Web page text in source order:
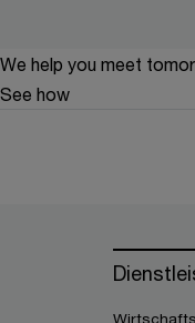
We help you meet
See how